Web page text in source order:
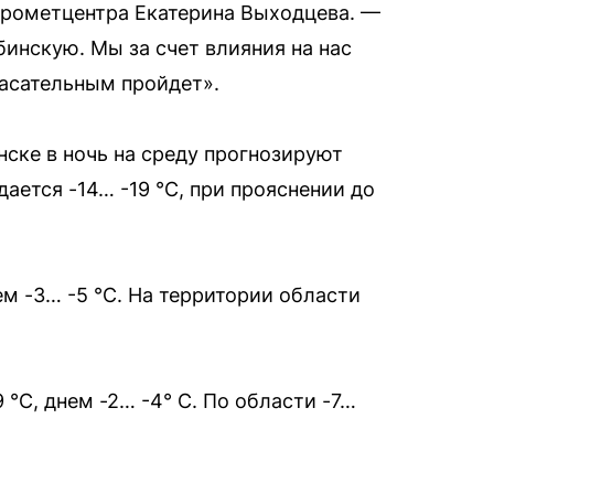
Екатерина Выходцева. —
Мы за счет влияния на нас
пройдет».
в ночь на среду прогнозируют
-14… -19 °C, при прояснении до
-3… -5 °C. На территории области
°C, днем -2… -4° C. По области -7…